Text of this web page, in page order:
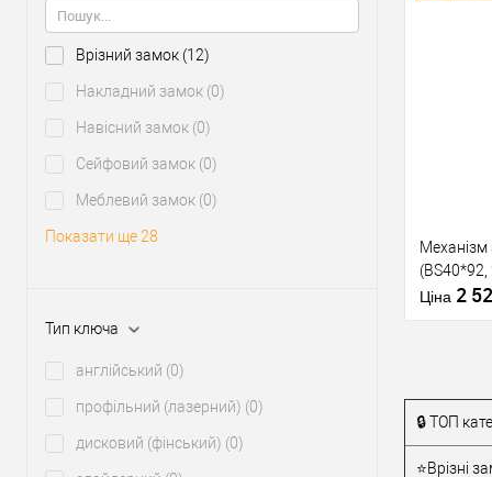
Врізний замок (12)
Накладний замок (0)
Навісний замок (0)
Сейфовий замок (0)
Меблевий замок (0)
Показати ще 28
Тип ключа
англійський (0)
профільний (лазерний) (0)
дисковий (фінський) (0)
У
Матеріал
Країна
Механізм
Ціна 2
🔒 ТОП
⭐Врізні